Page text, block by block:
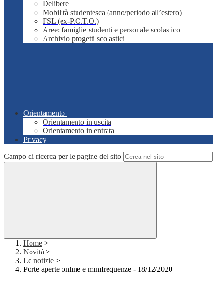
Delibere
Mobilità studentesca (anno/periodo all’estero)
FSL (ex-P.C.T.O.)
Aree: famiglie-studenti e personale scolastico
Archivio progetti scolastici
Orientamento
Orientamento in uscita
Orientamento in entrata
Privacy
Campo di ricerca per le pagine del sito
Home >
Novità >
Le notizie >
Porte aperte online e minifrequenze - 18/12/2020